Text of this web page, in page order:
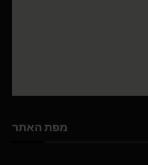
מפת האתר